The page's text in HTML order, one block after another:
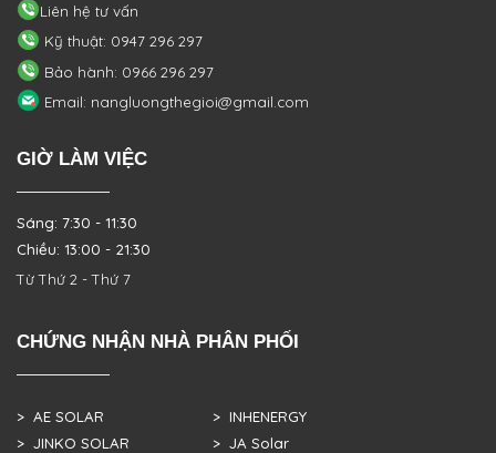
Liên hệ tư vấn
Kỹ thuật: 0947 296 297
Bảo hành: 0966 296 297
Email: nangluongthegioi@gmail.com
GIỜ LÀM VIỆC
Sáng: 7:30 - 11:30
Chiều: 13:00 - 21:30
Từ Thứ 2 - Thứ 7
CHỨNG NHẬN NHÀ PHÂN PHỐI
> AE SOLAR
> JINKO SOLAR
> INHENERGY
> JA Solar